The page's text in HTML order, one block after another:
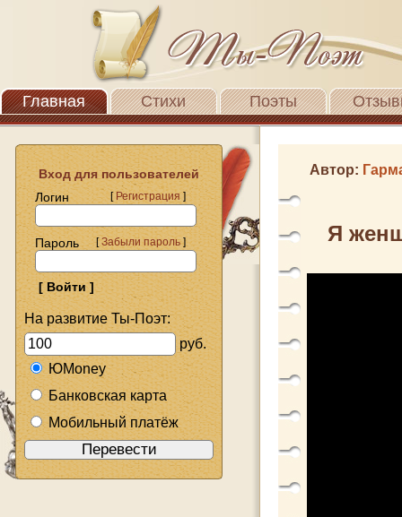
Главная Стихи Поэты
Вход для пользователей
Логин
[Регистрация]
Пароль [Забыли пароль]
На развитие Ты-Поэт:
руб.
ЮMoney
Банковская карта
Мобильный платёж
Автор:
Я